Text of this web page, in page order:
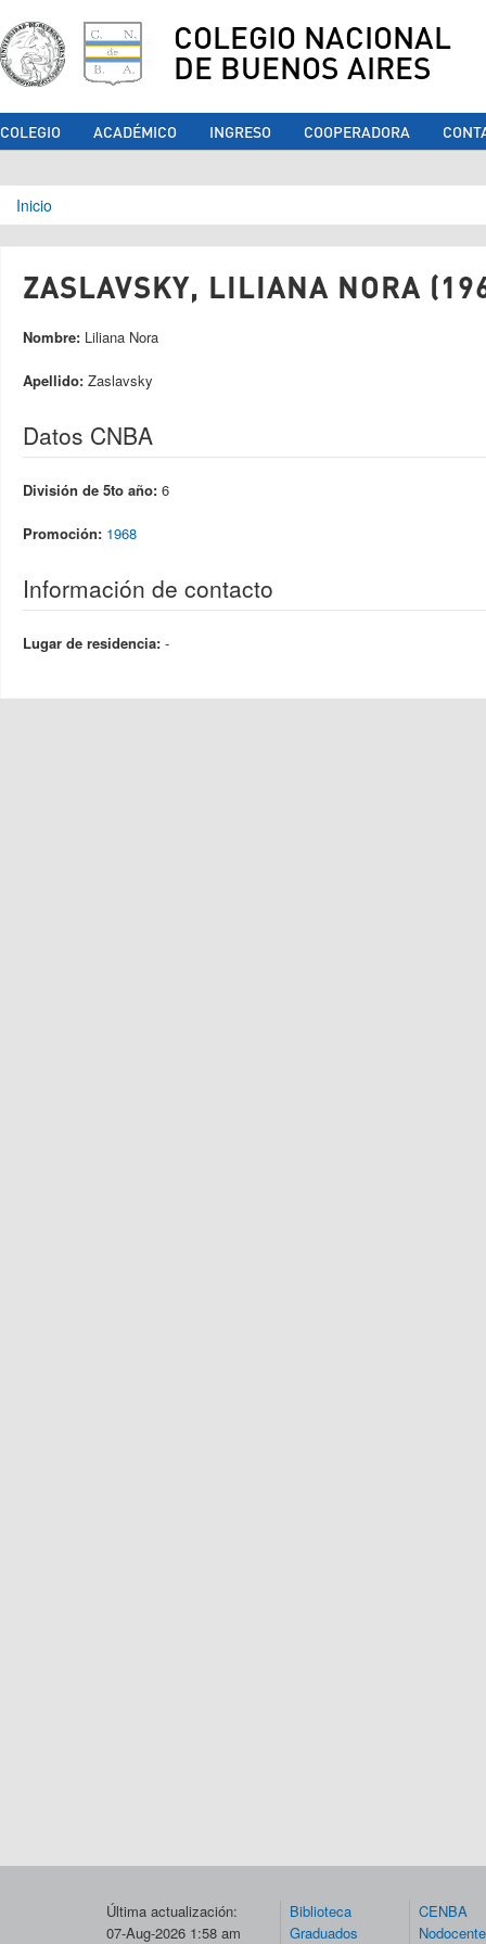
COLEGIO NACIONAL
DE BUENOS AIRES
COLEGIO ACADÉMICO INGRESO COOPERADORA
Se encuentra usted aquí
Inicio
ZASLAVSKY, LILIANA NORA
Nombre: Liliana Nora
Apellido: Zaslavsky
Datos CNBA
División de 5to año: 6
Promoción: 1968
Información de contacto
Lugar de residencia: -
Última actualización:
07-Aug-2026 1:58 am
Biblioteca
Graduados
CENBA